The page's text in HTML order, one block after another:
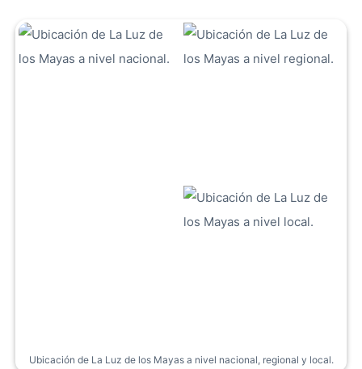
Ubicación de La Luz de los Mayas a nivel nacional, regional y local.